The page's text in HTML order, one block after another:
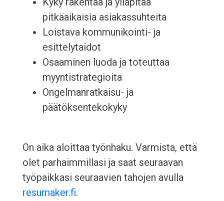
pitkäaikaisia asiakassuhteita
Loistava kommunikointi- ja
esittelytaidot
Osaaminen luoda ja toteuttaa
myyntistrategioita
Ongelmanratkaisu- ja
päätöksentekokyky
On aika aloittaa työnhaku. Varmista, että
olet parhaimmillasi ja saat seuraavan
työpaikkasi seuraavien tahojen avulla
resumaker.fi.